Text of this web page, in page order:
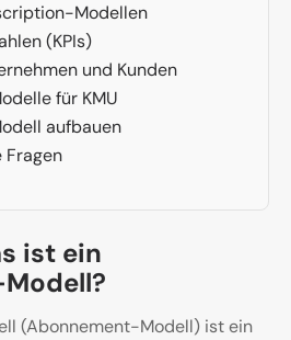
Modellen
(KPIs)
und Kunden
für KMU
aufbauen
Fragen
ist ein
(Abonnement-Modell) ist ein